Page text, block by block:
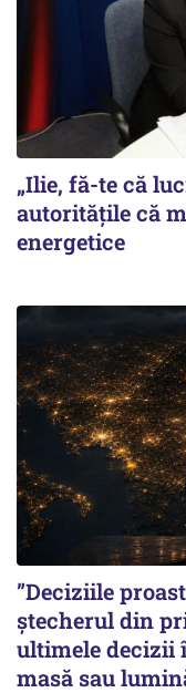
„Ilie, fă-te că
autoritățile că
energetice
”Deciziile
ștecherul din
ultimele decizii
masă sau